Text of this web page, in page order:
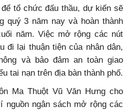
tổ chức đấu thầu, dự kiến sẽ
quý 3 năm nay và hoàn thành
năm. Việc mở rộng các nút
đi lại thuận tiện của nhân dân,
và bảo đảm an toàn giao
tai nạn trên địa bàn thành phố.
Ma Thuột Vũ Văn Hưng cho
nguồn ngân sách mở rộng các